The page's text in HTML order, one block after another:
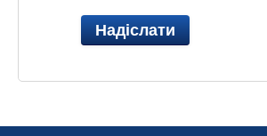
Надіслати